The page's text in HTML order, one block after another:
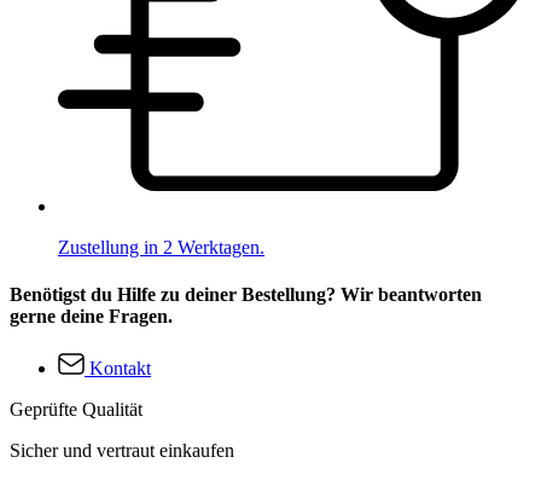
Zustellung in 2 Werktagen.
Benötigst du Hilfe zu deiner Bestellung? Wir beantworten
gerne deine Fragen.
Kontakt
Geprüfte Qualität
Sicher und vertraut einkaufen